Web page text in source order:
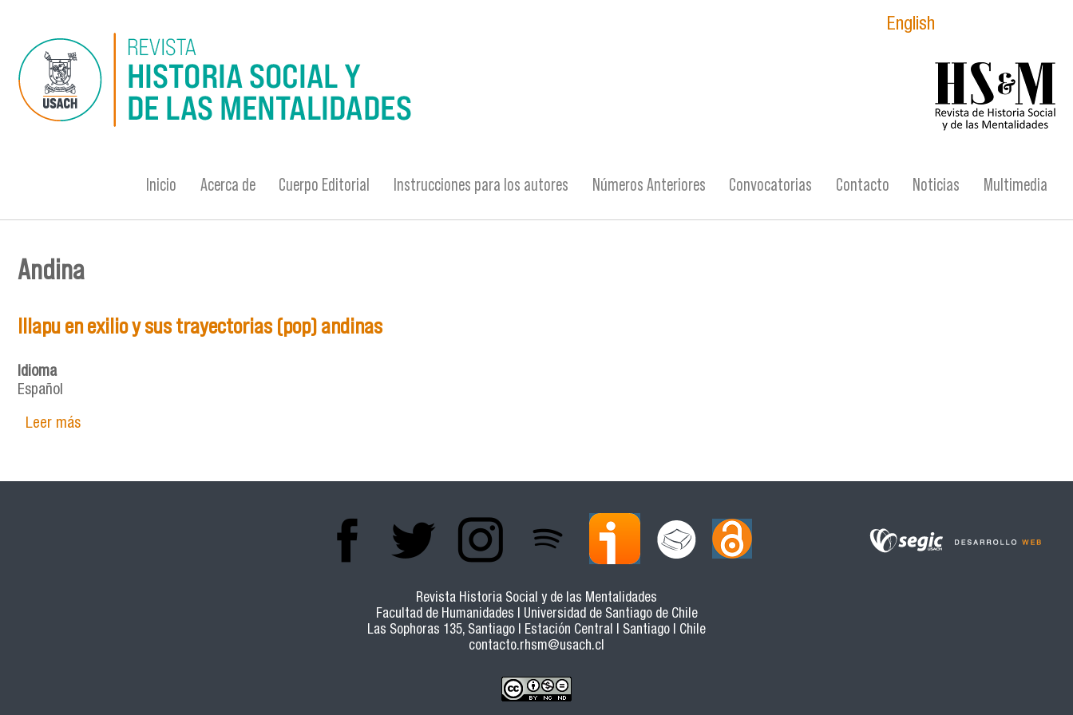
English
Inicio Acerca de Cuerpo Editorial Instrucciones para los autores Números Anteriores Convocatorias Contacto Noticias Multimedia
Se encuentra usted aquí
Andina
Illapu en exilio y sus trayectorias (pop) andinas
Idioma
Español
Leer mássobre Illapu en exilio y sus trayectorias (pop) andinas
Revista Historia Social y de las Mentalidades
Facultad de Humanidades | Universidad de Santiago de Chile
Las Sophoras 135, Santiago | Estación Central | Santiago | Chile
contacto.rhsm@usach.cl